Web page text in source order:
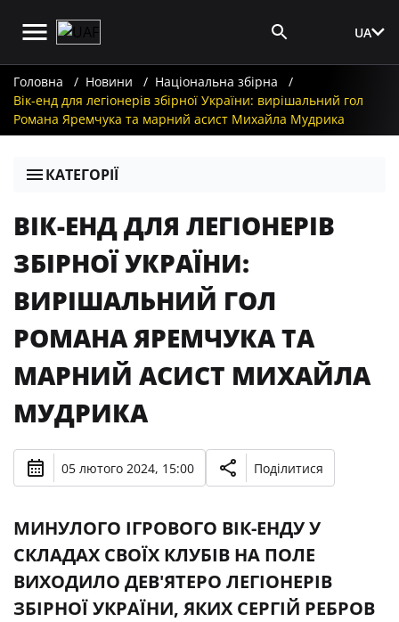
UA
Головна Новини
Національна збірна
Вік-енд для легіонерів збірної України: вирішальний гол
Романа Яремчука та марний асист Михайла Мудрика
КАТЕГОРІЇ
ВІК-ЕНД ДЛЯ ЛЕГІОНЕРІВ
ЗБІРНОЇ УКРАЇНИ:
ВИРІШАЛЬНИЙ ГОЛ
РОМАНА ЯРЕМЧУКА ТА
МАРНИЙ АСИСТ МИХАЙЛА
МУДРИКА
05 лютого 2024, 15:00 Поділитися
МИНУЛОГО ІГРОВОГО ВІК-ЕНДУ У
СКЛАДАХ СВОЇХ КЛУБІВ НА ПОЛЕ
ВИХОДИЛО ДЕВ'ЯТЕРО ЛЕГІОНЕРІВ
ЗБІРНОЇ УКРАЇНИ, ЯКИХ СЕРГІЙ РЕБРОВ